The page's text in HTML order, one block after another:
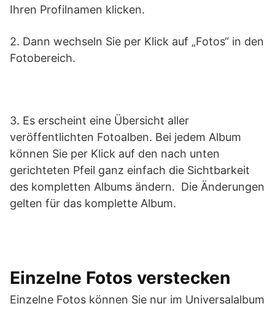
Ihren Profilnamen klicken.
2. Dann wechseln Sie per Klick auf „Fotos“ in den
Fotobereich.
3. Es erscheint eine Übersicht aller
veröffentlichten Fotoalben. Bei jedem Album
können Sie per Klick auf den nach unten
gerichteten Pfeil ganz einfach die Sichtbarkeit
des kompletten Albums ändern. Die Änderungen
gelten für das komplette Album.
Einzelne Fotos verstecken
Einzelne Fotos können Sie nur im Universalalbum